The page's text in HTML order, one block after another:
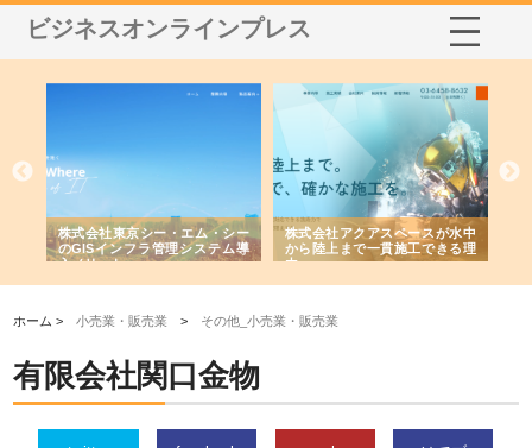
ビジネスオンラインプレス
株式会社東京シー・エム・シー
のGISインフラ管理システム導
入メリット
株式会社アクアスペースが水中
から陸上まで一貫施工できる理
由
ホーム >小売業・販売業 > その他_小売業・販売業
有限会社関口金物